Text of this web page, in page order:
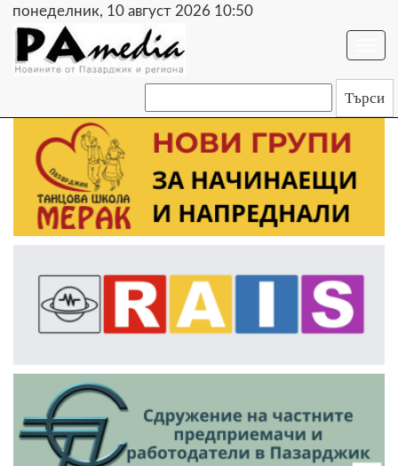
понеделник, 10 август 2026 10:50